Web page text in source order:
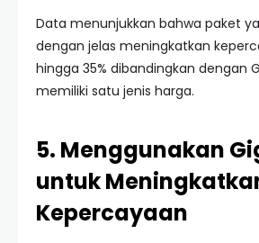
Data menunjukkan bahwa paket
dengan jelas meningkatkan
hingga 35% dibandingkan dengan
memiliki satu jenis harga.
5. Menggunakan
untuk
Kepercayaan